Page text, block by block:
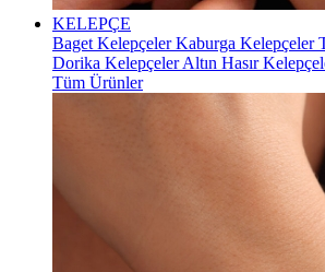
KELEPÇE
Baget KelepçelerKaburga Kelepçeler
Dorika KelepçelerAltın Hasır
Tüm Ürünler